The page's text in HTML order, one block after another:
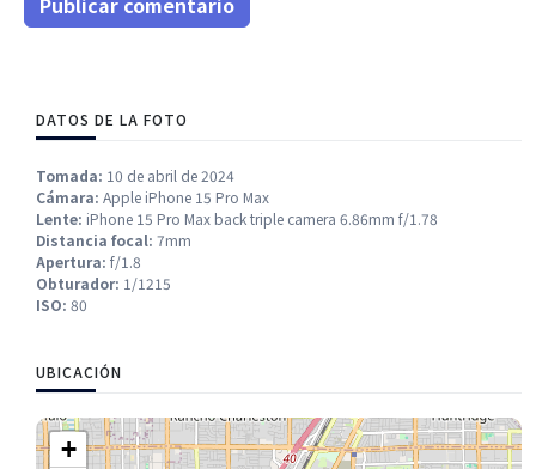
DATOS DE LA FOTO
Tomada: 10 de abril de 2024
Cámara: Apple iPhone 15 Pro Max
Lente: iPhone 15 Pro Max back triple camera 6.86mm f/1.78
Distancia focal: 7mm
Apertura: f/1.8
Obturador: 1/1215
ISO: 80
UBICACIÓN
+